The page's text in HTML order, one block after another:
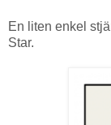
En liten enkel
Star.